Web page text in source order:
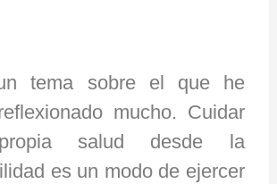
tema sobre el que he
mucho. Cuidar
salud desde la
es un modo de ejercer